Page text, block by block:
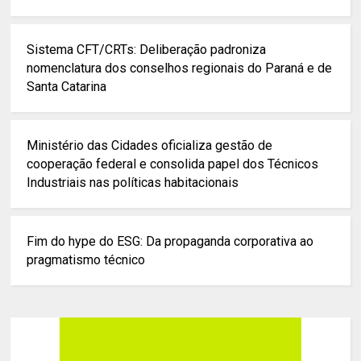
Sistema CFT/CRTs: Deliberação padroniza
nomenclatura dos conselhos regionais do Paraná e de
Santa Catarina
Ministério das Cidades oficializa gestão de
cooperação federal e consolida papel dos Técnicos
Industriais nas políticas habitacionais
Fim do hype do ESG: Da propaganda corporativa ao
pragmatismo técnico